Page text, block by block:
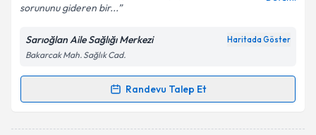
sorununu gideren bir...
Sarıoğlan Aile Sağlığı Merkezi Haritada Göster
Bakarcak Mah. Sağlık Cad.
Randevu Talep Et
Randevu Takvimi Talebi